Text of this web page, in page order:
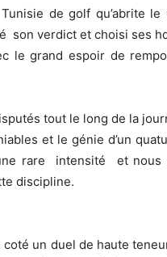
de golf qu’abrite le
son verdict et choisi ses
le grand espoir de
tout le long de la
et le génie d’un
rare intensité et nous
discipline.
un duel de haute